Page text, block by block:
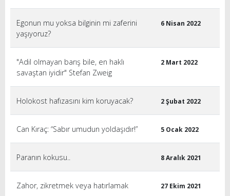
Egonun mu yoksa bilginin mi zaferini
yaşıyoruz?
6 Nisan 2022
"Adil olmayan barış bile, en haklı
savaştan iyidir" Stefan Zweig
2 Mart 2022
Holokost hafızasını kim koruyacak? 2 Şubat 2022
Can Kıraç: “Sabır umudun yoldaşıdır!” 5 Ocak 2022
Paranın kokusu.. 8 Aralık 2021
Zahor, zikretmek veya hatırlamak 27 Ekim 2021